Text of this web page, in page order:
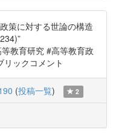
策に対する世論の構造
教育研究 #高等教育政
ックコメント
(投稿一覧) 2